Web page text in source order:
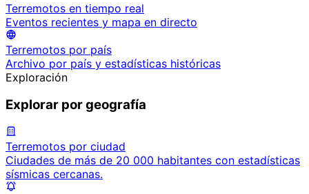
Terremotos en tiempo real
Eventos recientes y mapa en directo
Terremotos por país
Archivo por país y estadísticas históricas
Exploración
Explorar por geografía
Terremotos por ciudad
Ciudades de más de 20 000 habitantes con estadísticas
sísmicas cercanas.